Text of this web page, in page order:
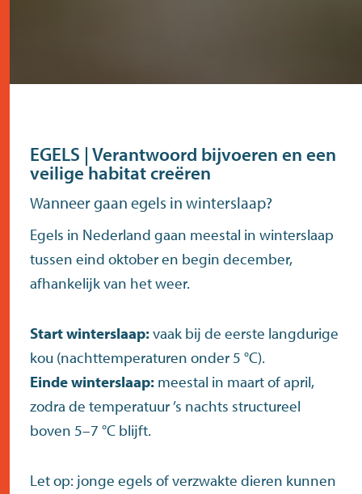
EGELS | Verantwoord bijvoeren en een
veilige habitat creëren
Wanneer gaan egels in winterslaap?
Egels in Nederland gaan meestal in winterslaap
tussen eind oktober en begin december,
afhankelijk van het weer.
Start winterslaap:vaak bij de eerste langdurige
kou (nachttemperaturen onder 5 °C).
Einde winterslaap: meestal in maart of april,
zodra de temperatuur ’s nachts structureel
boven 5–7 °C blijft.
Let op: jonge egels of verzwakte dieren kunnen